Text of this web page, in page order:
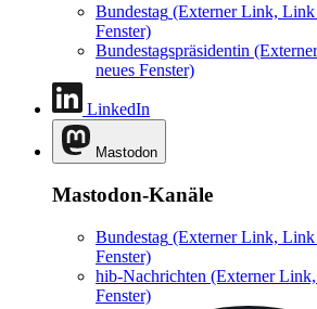
Bundestag (Externer Link, Link
Fenster)
Bundestagspräsidentin
neues Fenster)
LinkedIn
Mastodon
Mastodon-Kanäle
Bundestag (Externer Link, Link
Fenster)
hib-Nachrichten (Externer
Fenster)